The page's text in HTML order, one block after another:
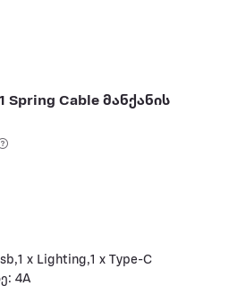
Spring Cable მანქანის
x Lighting,1 x Type-C
4A